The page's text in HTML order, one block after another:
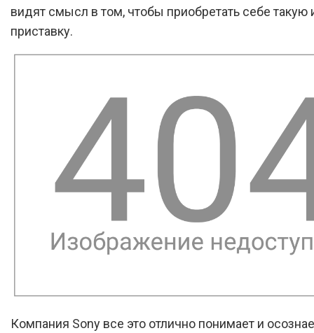
видят смысл в том, чтобы приобретать себе такую
приставку.
Компания Sony все это отлично понимает и